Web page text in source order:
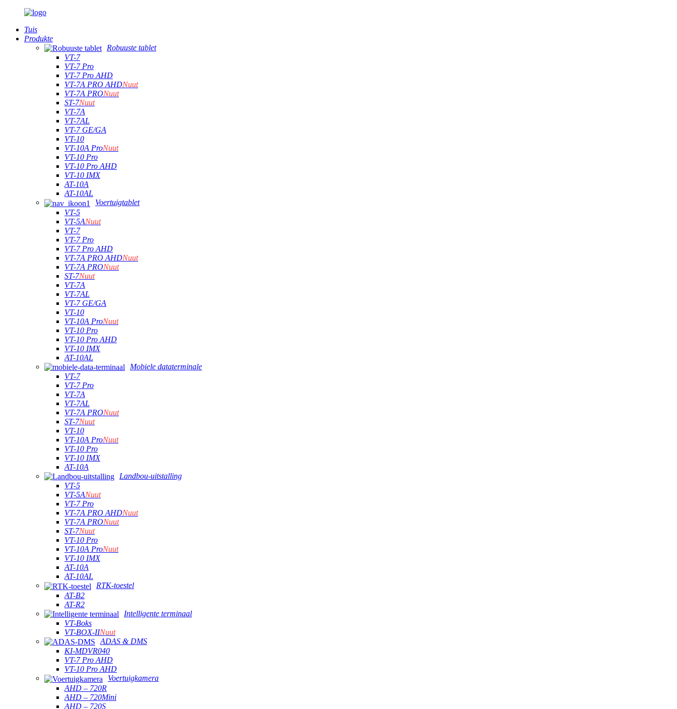
Tuis
Produkte
Robuuste tablet
VT-7
VT-7 Pro
VT-7 Pro AHD
VT-7A PRO AHDNuut
VT-7A PRONuut
ST-7Nuut
VT-7A
VT-7AL
VT-7 GE/GA
VT-10
VT-10A ProNuut
VT-10 Pro
VT-10 Pro AHD
VT-10 IMX
AT-10A
AT-10AL
Voertuigtablet
VT-5
VT-5ANuut
VT-7
VT-7 Pro
VT-7 Pro AHD
VT-7A PRO AHDNuut
VT-7A PRONuut
ST-7Nuut
VT-7A
VT-7AL
VT-7 GE/GA
VT-10
VT-10A ProNuut
VT-10 Pro
VT-10 Pro AHD
VT-10 IMX
AT-10AL
Mobiele dataterminale
VT-7
VT-7 Pro
VT-7A
VT-7AL
VT-7A PRONuut
ST-7Nuut
VT-10
VT-10A ProNuut
VT-10 Pro
VT-10 IMX
AT-10A
Landbou-uitstalling
VT-5
VT-5ANuut
VT-7 Pro
VT-7A PRO AHDNuut
VT-7A PRONuut
ST-7Nuut
VT-10 Pro
VT-10A ProNuut
VT-10 IMX
AT-10A
AT-10AL
RTK-toestel
AT-B2
AT-R2
Intelligente terminaal
VT-Boks
VT-BOX-IINuut
ADAS & DMS
KI-MDVR040
VT-7 Pro AHD
VT-10 Pro AHD
Voertuigkamera
AHD – 720R
AHD – 720Mini
AHD – 720S